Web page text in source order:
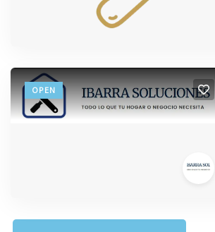
OPEN